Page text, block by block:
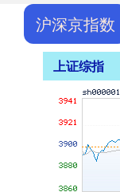
沪深京指数
上证综指